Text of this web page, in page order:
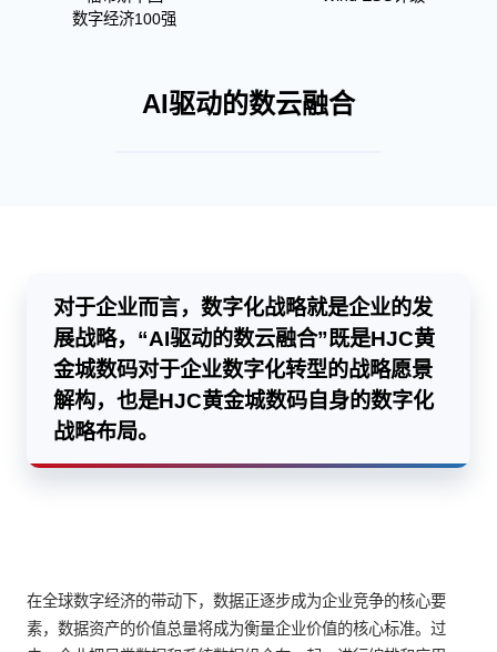
数字经济100强
AI驱动的数云融合
对于企业而言，数字化战略就是企业的发
展战略，“AI驱动的数云融合”既是HJC黄
金城数码对于企业数字化转型的战略愿景
解构，也是HJC黄金城数码自身的数字化
战略布局。
在全球数字经济的带动下，数据正逐步成为企业竞争的核心要
素，数据资产的价值总量将成为衡量企业价值的核心标准。过